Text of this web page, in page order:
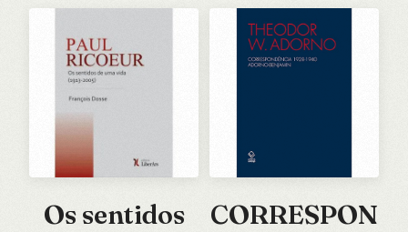
Os sentidos
CORRESPON